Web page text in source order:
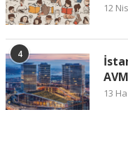
12
4
13